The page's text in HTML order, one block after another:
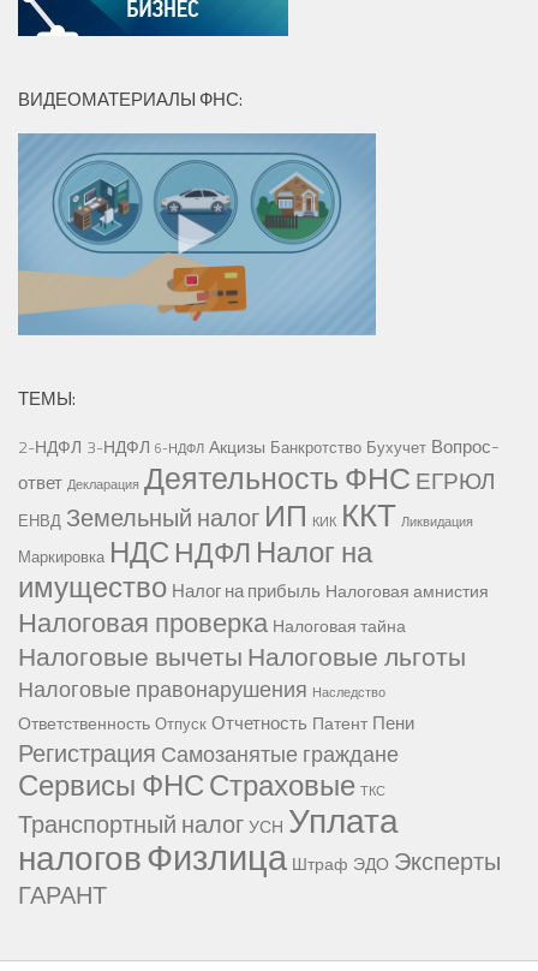
ВИДЕОМАТЕРИАЛЫ ФНС:
ТЕМЫ:
2-НДФЛ 3-НДФЛ 6-НДФЛ Акцизы Банкротство Бухучет Вопрос-
ответ Декларация Деятельность ФНС ЕГРЮЛ
ЕНВД Земельный налог ИП КИК ККТ Ликвидация
Маркировка НДС НДФЛ Налог на
имущество Налог на прибыль Налоговая амнистия
Налоговая проверка Налоговая тайна
Налоговые вычетыНалоговые льготы
Налоговые правонарушения Наследство
Ответственность Отпуск Отчетность Патент Пени
Регистрация Самозанятые граждане
Сервисы ФНССтраховые ТКС
Транспортный налогУСН Уплата
налоговФизлица Штраф ЭДО Эксперты
ГАРАНТ